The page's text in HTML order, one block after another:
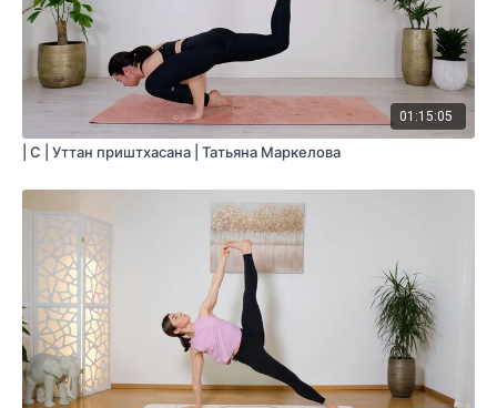
01:15:05
| С | Уттан приштхасана | Татьяна Маркелова